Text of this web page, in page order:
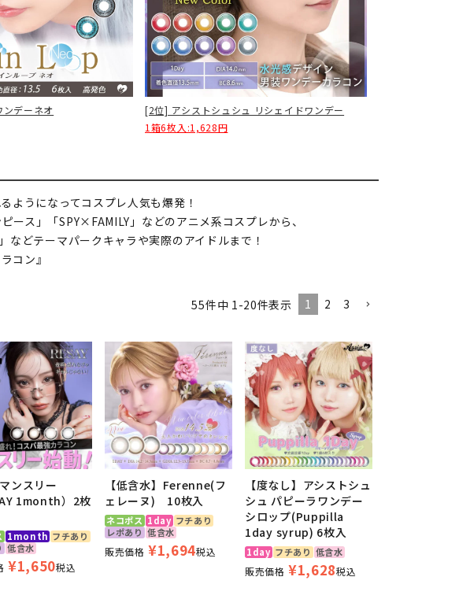
デーネオ
[2位] アシストシュシュ リシェイドワンデー
1箱6枚入:1,628円
ようになってコスプレ人気も爆発！
ース」「SPY×FAMILY」などのアニメ系コスプレから、
などテーマパークキャラや実際のアイドルまで！
コン』
55件中 1-20件表示 1 2 3
ンスリー
1month）2枚
1month フチあり
低含水
¥1,650税込
【低含水】Ferenne(フ
ェレーヌ) 10枚入
ネコポス 1day フチあり
レポあり 低含水
販売価格 ¥1,694税込
【度なし】アシストシュ
シュ パピーラワンデー
シロップ(Puppilla
1day syrup) 6枚入
1day フチあり 低含水
販売価格 ¥1,628税込